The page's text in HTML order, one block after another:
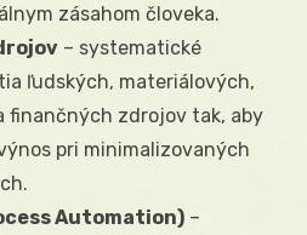
zásahom človeka.
– systematické
ľudských, materiálových,
finančných zdrojov tak, aby
pri minimalizovaných
Automation) –